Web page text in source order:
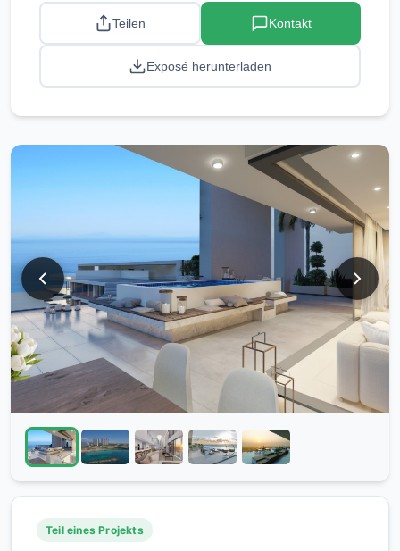
Teilen Kontakt
Exposé herunterladen
Teil eines Projekts